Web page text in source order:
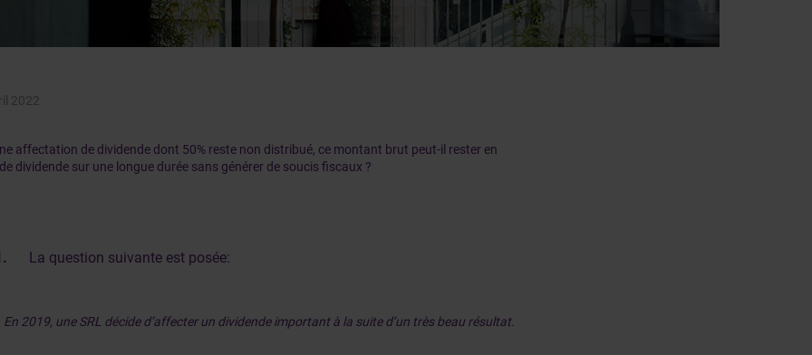
2022
affectation de dividende dont 50% reste non distribué, ce montant brut peut-il rester en
dividende sur une longue durée sans générer de soucis fiscaux ?
La question suivante est posée:
En 2019, une SRL décide d’affecter un dividende important à la suite d’un très beau résultat.